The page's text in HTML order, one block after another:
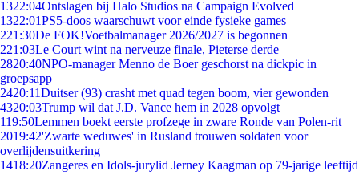
1322:04Ontslagen bij Halo Studios na Campaign Evolved
1322:01PS5-doos waarschuwt voor einde fysieke games
221:30De FOK!Voetbalmanager 2026/2027 is begonnen
221:03Le Court wint na nerveuze finale, Pieterse derde
2820:40NPO-manager Menno de Boer geschorst na dickpic in
groepsapp
2420:11Duitser (93) crasht met quad tegen boom, vier gewonden
4320:03Trump wil dat J.D. Vance hem in 2028 opvolgt
119:50Lemmen boekt eerste profzege in zware Ronde van Polen-rit
2019:42'Zwarte weduwes' in Rusland trouwen soldaten voor
overlijdensuitkering
1418:20Zangeres en Idols-jurylid Jerney Kaagman op 79-jarige leeftijd